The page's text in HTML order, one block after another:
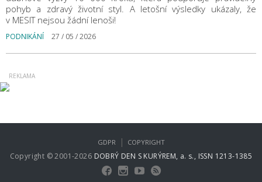
pohyb a zdravý životní styl. A letošní výsledky ukázaly, že
v MESIT nejsou žádní lenoši!
PODNIKÁNÍ 27 / 05 / 2026
Copyright © 2001-2026 DOBRÝ DEN S KURÝREM, a. s., ISSN 1213-1385
GDPR | COPYRIGHT